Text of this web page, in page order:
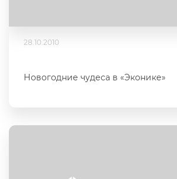
28.10.2010
Новогодние чудеса в «Эконике»